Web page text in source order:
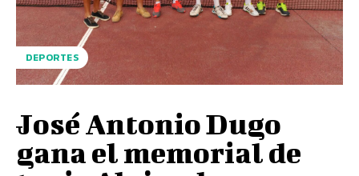
DEPORTES
José Antonio Dugo
gana el memorial de